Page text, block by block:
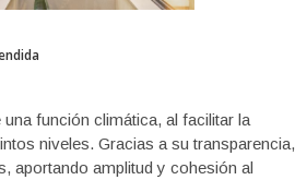
función climática, al facilitar la
niveles. Gracias a su transparencia,
aportando amplitud y cohesión al